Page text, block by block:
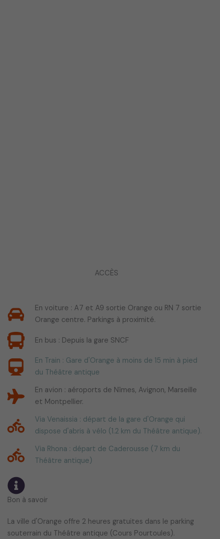
ACCÈS
En voiture : A7 et A9 sortie Orange ou RN 7 sortie
Orange centre. Parkings à proximité.
En bus : Depuis la gare SNCF
En Train : Gare d'Orange à moins de 15 min à pied
du Théâtre antique
En avion : aéroports de Nîmes, Avignon, Marseille
et Montpellier.
Via Venaissia : départ de la gare d'Orange qui
dispose d'abris à vélo (1.2 km du Théâtre antique).
Via Rhona : départ de Caderousse (7 km du
Théâtre antique)
Bon à savoir
La ville d'Orange offre 2 heures gratuites dans le parking
souterrain du Théâtre antique (Cours Pourtoules).